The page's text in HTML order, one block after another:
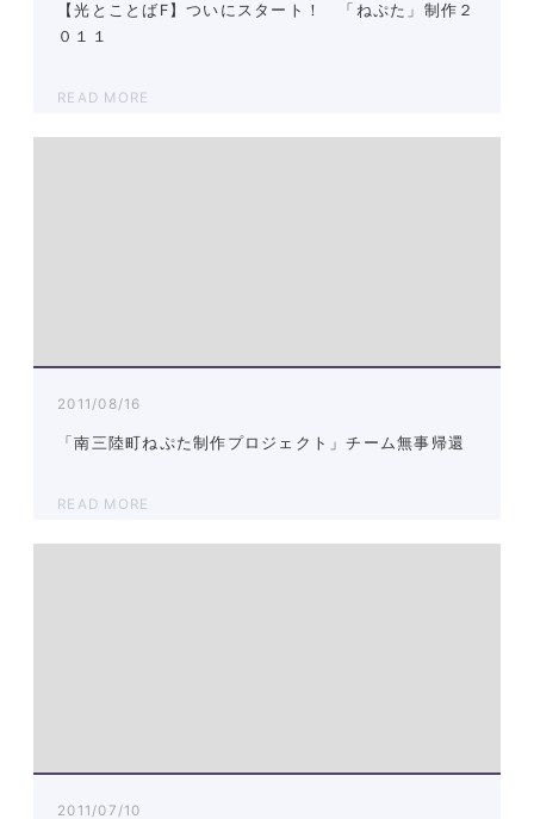
【光とことばF】ついにスタート！ 「ねぷた」制作２
０１１
READ MORE
2011/08/16
「南三陸町ねぷた制作プロジェクト」チーム無事帰還
READ MORE
2011/07/10